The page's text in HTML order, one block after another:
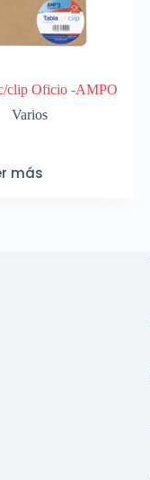
clip Oficio -AMPO
Varios
más